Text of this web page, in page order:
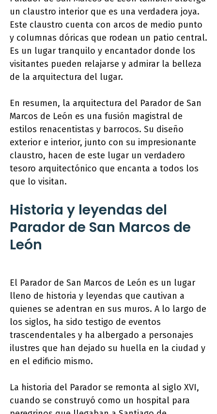
un claustro interior que es una verdadera joya.
Este claustro cuenta con arcos de medio punto
y columnas dóricas que rodean un patio central.
Es un lugar tranquilo y encantador donde los
visitantes pueden relajarse y admirar la belleza
de la arquitectura del lugar.
En resumen, la arquitectura del Parador de San
Marcos de León es una fusión magistral de
estilos renacentistas y barrocos. Su diseño
exterior e interior, junto con su impresionante
claustro, hacen de este lugar un verdadero
tesoro arquitectónico que encanta a todos los
que lo visitan.
Historia y leyendas del
Parador de San Marcos de
León
El Parador de San Marcos de León es un lugar
lleno de historia y leyendas que cautivan a
quienes se adentran en sus muros. A lo largo de
los siglos, ha sido testigo de eventos
trascendentales y ha albergado a personajes
ilustres que han dejado su huella en la ciudad y
en el edificio mismo.
La historia del Parador se remonta al siglo XVI,
cuando se construyó como un hospital para